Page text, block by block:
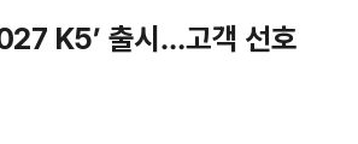
K5’ 출시…고객 선호